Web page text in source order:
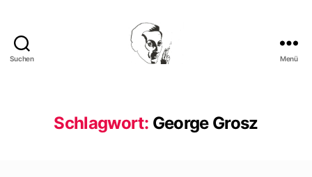
Suchen Menü
Schlagwort: George Grosz